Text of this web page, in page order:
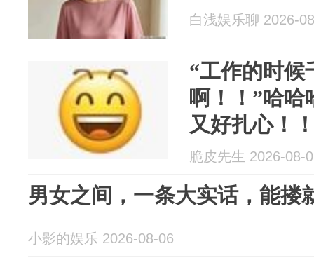
白浅娱乐聊 2026-
“工作的时
啊！！”哈哈
又好扎心！
脆皮先生 2026-08-
男女之间，一条大实话，能搂
小影的娱乐 2026-08-06